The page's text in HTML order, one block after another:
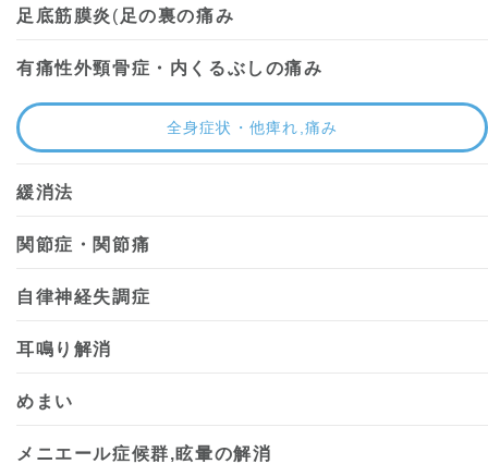
足底筋膜炎( 足の裏の痛み
有痛性外頸骨症・内くるぶしの痛み
全身症状・他痺れ,痛み
緩消法
関節症・関節痛
自律神経失調症
耳鳴り解消
めまい
メニエール症候群,眩暈の解消